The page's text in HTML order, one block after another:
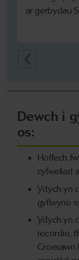
ar gerbydau
Dewch i
os:
Hoffech
cyfweliad
Ydych yn
gyflwyno
Ydych yn
recordio,
Croesawn